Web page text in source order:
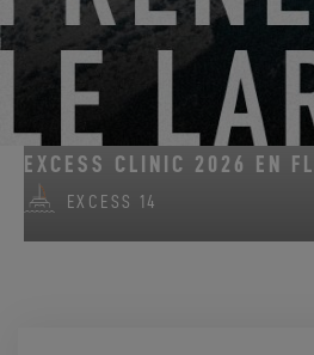
DU 14 AOÛT 2026 AU 16 AOÛT
EXCESS CLINIC 2026 EN
EXCESS 14